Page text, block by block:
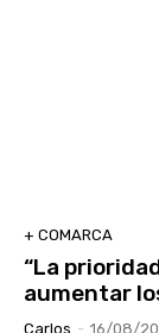
+ COMARCA
“La
aumentar
Carlos - 16/08/